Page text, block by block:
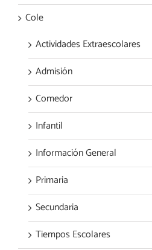
Cole
Actividades Extraescolares
Admisión
Comedor
Infantil
Información General
Primaria
Secundaria
Tiempos Escolares